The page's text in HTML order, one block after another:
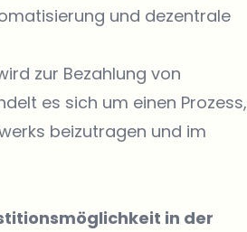
und dezentrale
zur Bezahlung von
es sich um einen Prozess,
beizutragen und im
in der